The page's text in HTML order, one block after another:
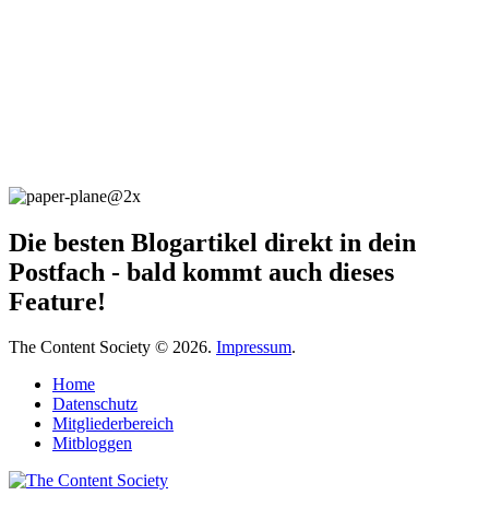
Die besten Blogartikel direkt in dein
Postfach - bald kommt auch dieses
Feature!
The Content Society © 2026. Impressum.
Home
Datenschutz
Mitgliederbereich
Mitbloggen